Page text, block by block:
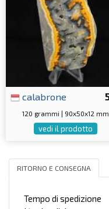
calabrone
120 grammi | 90x50x12 mm
vedi il prodotto
RITORNO E CONSEGNA
Tempo di spedizione